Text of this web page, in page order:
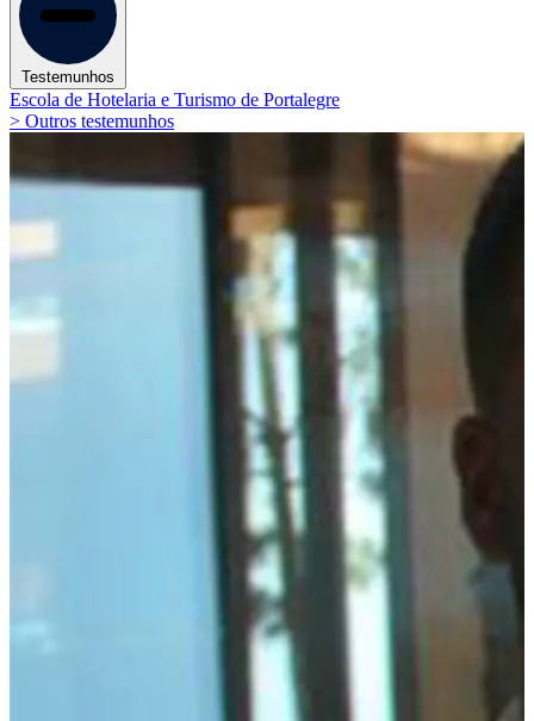
Testemunhos
Escola de Hotelaria e Turismo de Portalegre
> Outros testemunhos